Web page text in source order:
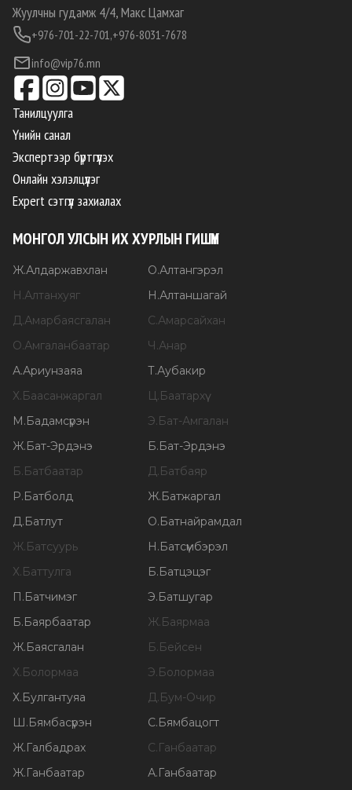
Жуулчны гудамж 4/4, Макс Цамхаг
+976-701-22-701,+976-8031-7678
info@vip76.mn
Танилцуулга
Үнийн санал
Экспертээр бүртгүүлэх
Онлайн хэлэлцүүлэг
Expert сэтгүүл захиалах
МОНГОЛ УЛСЫН ИХ ХУРЛЫН ГИШҮҮН
Ж.Алдаржавхлан О.Алтангэрэл
Н.Алтанхуяг Н.Алтаншагай
Д.Амарбаясгалан С.Амарсайхан
О.Амгаланбаатар Ч.Анар
А.Ариунзаяа Т.Аубакир
Х.Баасанжаргал Ц.Баатархүү
М.Бадамсүрэн Э.Бат-Амгалан
Ж.Бат-Эрдэнэ Б.Бат-Эрдэнэ
Б.Батбаатар Д.Батбаяр
Р.Батболд Ж.Батжаргал
Д.Батлут О.Батнайрамдал
Ж.Батсуурь Н.Батсүмбэрэл
Х.Баттулга Б.Батцэцэг
П.Батчимэг Э.Батшугар
Б.Баярбаатар Ж.Баярмаа
Ж.Баясгалан Б.Бейсен
Х.Болормаа Э.Болормаа
Х.Булгантуяа Д.Бум-Очир
Ш.Бямбасүрэн С.Бямбацогт
Ж.Галбадрах С.Ганбаатар
Ж.Ганбаатар А.Ганбаатар